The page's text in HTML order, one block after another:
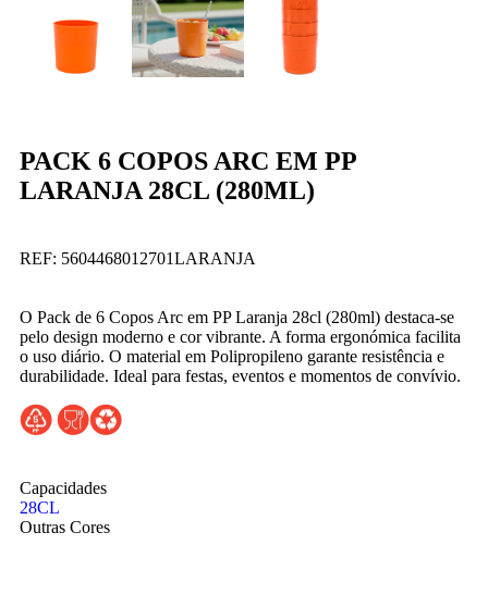
PACK 6 COPOS ARC EM PP
LARANJA 28CL (280ML)
REF: 5604468012701LARANJA
O Pack de 6 Copos Arc em PP Laranja 28cl (280ml) destaca-se
pelo design moderno e cor vibrante. A forma ergonómica facilita
o uso diário. O material em Polipropileno garante resistência e
durabilidade. Ideal para festas, eventos e momentos de convívio.
Capacidades
28CL
Outras Cores